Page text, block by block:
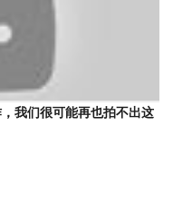
我们很可能再也拍不出这